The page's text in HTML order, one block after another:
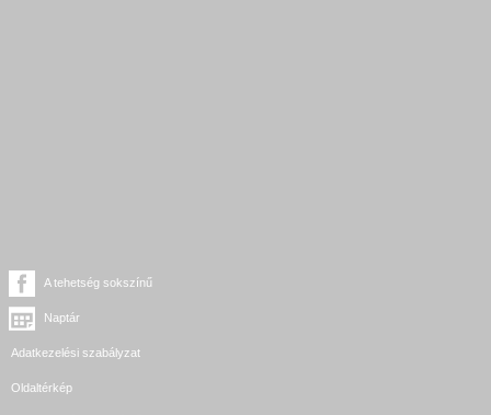
A tehetség sokszínű
Naptár
Adatkezelési szabályzat
Oldaltérkép